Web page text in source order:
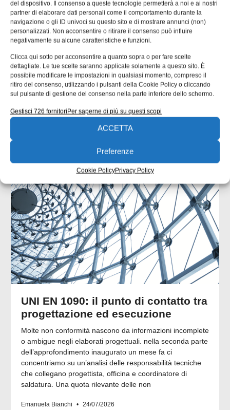
del dispositivo. Il consenso a queste tecnologie permetterà a noi e ai nostri
partner di elaborare dati personali come il comportamento durante la
navigazione o gli ID univoci su questo sito e di mostrare annunci (non)
personalizzati. Non acconsentire o ritirare il consenso può influire
negativamente su alcune caratteristiche e funzioni.
Clicca qui sotto per acconsentire a quanto sopra o per fare scelte
dettagliate. Le tue scelte saranno applicate solamente a questo sito. È
possibile modificare le impostazioni in qualsiasi momento, compreso il
ritiro del consenso, utilizzando i pulsanti della Cookie Policy o cliccando
sul pulsante di gestione del consenso nella parte inferiore dello schermo.
Gestisci 726 fornitoriPer saperne di più su questi scopi
ACCETTA
Preferenze
Cookie PolicyPrivacy Policy
ISCRIVITI ALLA NEWSLETTER
ARTICOLI CORRELATI
QUADERNI DI PROGETTAZIONE
UNI EN 1090: il punto di contatto tra
progettazione ed esecuzione
Molte non conformità nascono da informazioni incomplete
o ambigue negli elaborati progettuali. nella seconda parte
dell’approfondimento inaugurato un mese fa ci
concentriamo su un’analisi delle responsabilità tecniche
che collegano progettista, officina e coordinatore di
saldatura. Una quota rilevante delle non
Emanuela Bianchi 24/07/2026